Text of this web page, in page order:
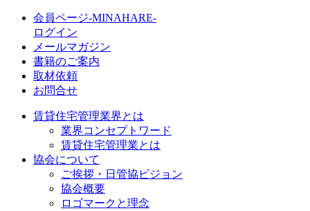
会員ページ-MINAHARE-
ログイン
メールマガジン
書籍のご案内
取材依頼
お問合せ
賃貸住宅管理業界とは
業界コンセプトワード
賃貸住宅管理業とは
協会について
ご挨拶・日管協ビジョン
協会概要
ロゴマークと理念